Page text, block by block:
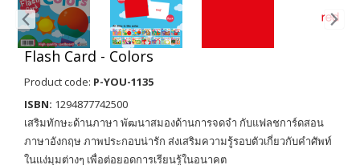
Flash Card - Colors
Product code: P-YOU-1135
ISBN: 1294877742500
เสริมทักษะด้านภาษา พัฒนาสมองด้านการจดจำ กับแฟลชการ์ดสอน
ภาษาอังกฤษ ภาพประกอบน่ารัก ส่งเสริมความรู้รอบตัวเกี่ยวกับคำศัพท์
ในแง่มุมต่างๆ เพื่อต่อยอดการเรียนรู้ในอนาคต